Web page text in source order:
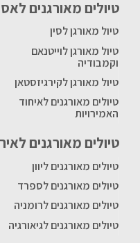
טיולים מאורגנים
טיול מאורגן לסין
טיול מאורגן לוייטנאם
וקמבודיה
טיול מאורגן לקירגיזסטאן
טיולים מאורגנים לאיחוד
האמירויות
טיולים מאורגנים
טיולים מאורגנים ליוון
טיולים מאורגנים לספרד
טיולים מאורגנים לרומניה
טיולים מאורגנים לגיאורגיה